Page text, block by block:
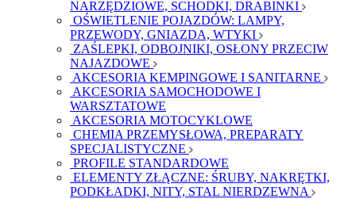
NARZĘDZIOWE, SCHODKI, DRABINKI
OŚWIETLENIE POJAZDÓW: LAMPY,
PRZEWODY, GNIAZDA, WTYKI
ZAŚLEPKI, ODBOJNIKI, OSŁONY PRZECIW
NAJAZDOWE
AKCESORIA KEMPINGOWE I SANITARNE
AKCESORIA SAMOCHODOWE I
WARSZTATOWE
AKCESORIA MOTOCYKLOWE
CHEMIA PRZEMYSŁOWA, PREPARATY
SPECJALISTYCZNE
PROFILE STANDARDOWE
ELEMENTY ZŁĄCZNE: ŚRUBY, NAKRĘTKI,
PODKŁADKI, NITY, STAL NIERDZEWNA